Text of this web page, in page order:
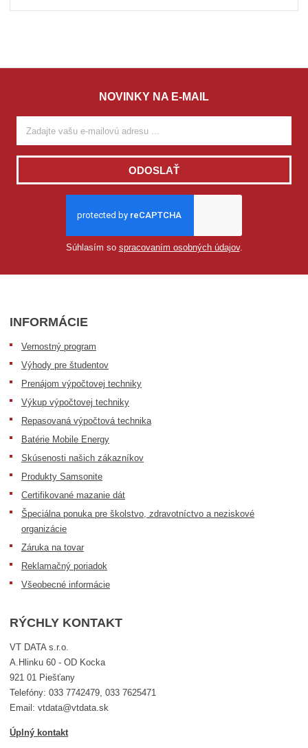
NOVINKY NA E-MAIL
ODOSLAŤ
Súhlasím so spracovaním osobných údajov.
INFORMÁCIE
Vernostný program
Výhody pre študentov
Prenájom výpočtovej techniky
Výkup výpočtovej techniky
Repasovaná výpočtová technika
Batérie Mobile Energy
Skúsenosti našich zákazníkov
Produkty Samsonite
Certifikované mazanie dát
Špeciálna ponuka pre školstvo, zdravotníctvo a neziskové
organizácie
Záruka na tovar
Reklamačný poriadok
Všeobecné informácie
RÝCHLY KONTAKT
VT DATA s.r.o.
A.Hlinku 60 - OD Kocka
921 01 Piešťany
Telefóny: 033 7742479, 033 7625471
Email: vtdata@vtdata.sk
Úplný kontakt